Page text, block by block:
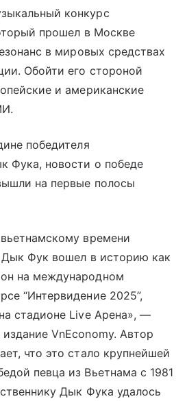
конкурс
прошел в Москве
в мировых средствах
Обойти его стороной
и американские
победителя
Фука, новости о победе
на первые полосы
времени
Дык Фук вошел в историю как
на международном
“Интервидение 2025”,
стадионе Live Арена», —
VnEconomy. Автор
что это стало крупнейшей
певца из Вьетнама с 1981
Дык Фука удалось